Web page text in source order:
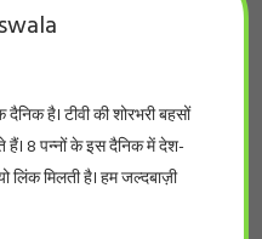
MAY 28, 2024
भोपाल। लम्बे इंतज़ार के
कॉलेजों की सूची सामने आ
है। टीवी की शोरभरी बहसों
8 पन्नों के इस दैनिक में देश-
लिंक मिलती है। हम जल्दबाज़ी